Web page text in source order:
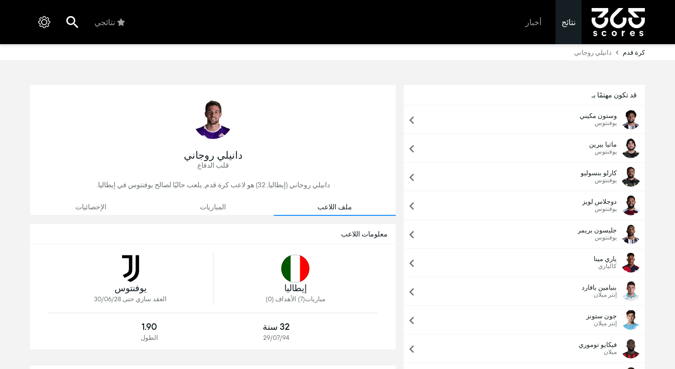
نتائج أخبار نتائجي
كرة قدم دانيلي روجاني
قد تكون مهتمًا بـ
وستون مكيني
يوفنتوس
ماتيا بيرين
يوفنتوس
كارلو بنسوليو
يوفنتوس
دوجلاس لويز
يوفنتوس
جليسون بريمر
يوفنتوس
ياري مينا
كالياري
بنيامين بافارد
إنتر ميلان
جون ستونز
إنتر ميلان
فيكايو توموري
ميلان
دانيلي روجاني
قلب الدفاع
دانيلي روجاني (إيطاليا, 32) هو لاعب كرة قدم, يلعب حاليًا لصالح يوفنتوس في إيطاليا.
ملف اللاعب المباريات الإحصائيات
معلومات اللاعب
إيطاليا
مباريات(7) الأهداف (0)
يوفنتوس
العقد ساري حتى 30/06/28
32 سنة
29/07/94
1.90
الطول